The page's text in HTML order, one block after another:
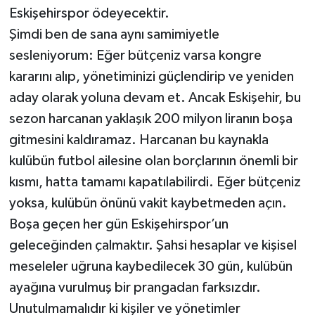
Eskişehirspor ödeyecektir.
Şimdi ben de sana aynı samimiyetle
sesleniyorum: Eğer bütçeniz varsa kongre
kararını alıp, yönetiminizi güçlendirip ve yeniden
aday olarak yoluna devam et. Ancak Eskişehir, bu
sezon harcanan yaklaşık 200 milyon liranın boşa
gitmesini kaldıramaz. Harcanan bu kaynakla
kulübün futbol ailesine olan borçlarının önemli bir
kısmı, hatta tamamı kapatılabilirdi. Eğer bütçeniz
yoksa, kulübün önünü vakit kaybetmeden açın.
Boşa geçen her gün Eskişehirspor’un
geleceğinden çalmaktır. Şahsi hesaplar ve kişisel
meseleler uğruna kaybedilecek 30 gün, kulübün
ayağına vurulmuş bir prangadan farksızdır.
Unutulmamalıdır ki kişiler ve yönetimler